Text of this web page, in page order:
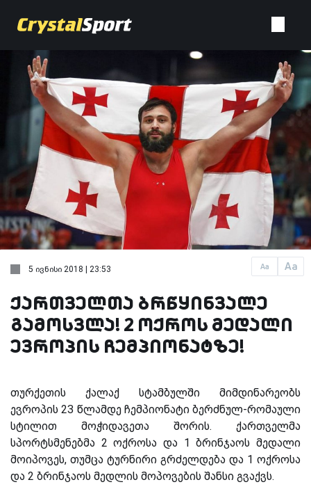
Aa Aa
5 ივნისი 2018 | 23:53
ქართველთა ბრწყინვალე
გამოსვლა! 2 ოქროს მედალი
ევროპის ჩემპიონატზე!
თურქეთის ქალაქ სტამბულში მიმდინარეობს
ევროპის 23 წლამდე ჩემპიონატი ბერძნულ-რომაული
სტილით მოჭიდავეთა შორის. ქართველმა
სპორტსმენებმა 2 ოქროსა და 1 ბრინჯაოს მედალი
მოიპოვეს, თუმცა ტურნირი გრძელდება და 1 ოქროსა
და 2 ბრინჯაოს მედლის მოპოვების შანსი გვაქვს.